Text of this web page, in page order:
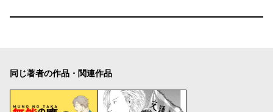
同じ著者の作品・関連作品